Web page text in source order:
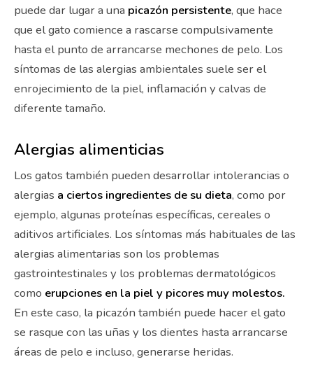
puede dar lugar a una picazón persistente, que hace
que el gato comience a rascarse compulsivamente
hasta el punto de arrancarse mechones de pelo. Los
síntomas de las alergias ambientales suele ser el
enrojecimiento de la piel, inflamación y calvas de
diferente tamaño.
Alergias alimenticias
Los gatos también pueden desarrollar intolerancias o
alergias a ciertos ingredientes de su dieta, como por
ejemplo, algunas proteínas específicas, cereales o
aditivos artificiales. Los síntomas más habituales de las
alergias alimentarias son los problemas
gastrointestinales y los problemas dermatológicos
como erupciones en la piel y picores muy molestos.
En este caso, la picazón también puede hacer el gato
se rasque con las uñas y los dientes hasta arrancarse
áreas de pelo e incluso, generarse heridas.